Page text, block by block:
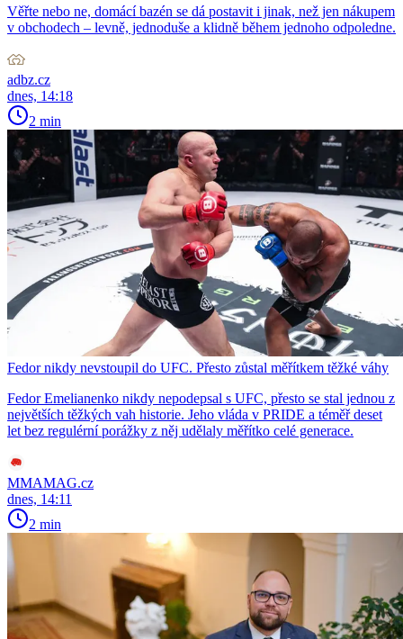
Věřte nebo ne, domácí bazén se dá postavit i jinak, než jen nákupem
v obchodech – levně, jednoduše a klidně během jednoho odpoledne.
adbz.cz
dnes, 14:18
2 min
Fedor nikdy nevstoupil do UFC. Přesto zůstal měřítkem těžké váhy
Fedor Emelianenko nikdy nepodepsal s UFC, přesto se stal jednou z
největších těžkých vah historie. Jeho vláda v PRIDE a téměř deset
let bez regulérní porážky z něj udělaly měřítko celé generace.
MMAMAG.cz
dnes, 14:11
2 min